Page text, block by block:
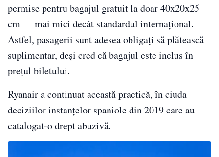
permise pentru bagajul gratuit la doar 40x20x25
cm — mai mici decât standardul internațional.
Astfel, pasagerii sunt adesea obligați să plătească
suplimentar, deși cred că bagajul este inclus în
prețul biletului.
Ryanair a continuat această practică, în ciuda
deciziilor instanțelor spaniole din 2019 care au
catalogat-o drept abuzivă.